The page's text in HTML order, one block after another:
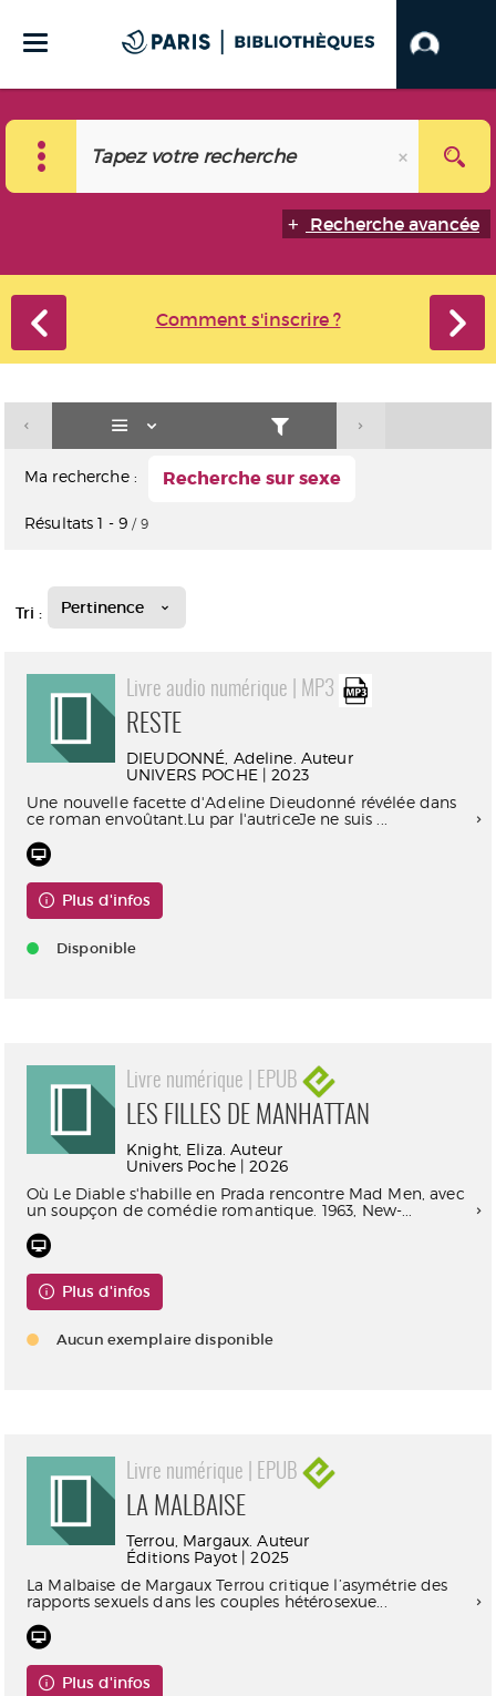
Recherche avancée
Comment s'inscrire ?
Ma recherche : Recherche sur sexe
Résultats1 - 9 / 9
Tri : Pertinence
Livre audio numérique | MP3
RESTE
DIEUDONNÉ, Adeline. Auteur
UNIVERS POCHE | 2023
Une nouvelle facette d'Adeline Dieudonné révélée dans
ce roman envoûtant.Lu par l'autriceJe ne suis ...
Plus d'infos
Disponible
Livre numérique | EPUB
LES FILLES DE MANHATTAN
Knight, Eliza. Auteur
Univers Poche | 2026
Où Le Diable s'habille en Prada rencontre Mad Men, avec
un soupçon de comédie romantique. 1963, New-...
Plus d'infos
Aucun exemplaire disponible
Livre numérique | EPUB
LA MALBAISE
Terrou, Margaux. Auteur
Éditions Payot | 2025
La Malbaise de Margaux Terrou critique l’asymétrie des
rapports sexuels dans les couples hétérosexue...
Plus d'infos